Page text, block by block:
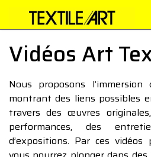
Vidéos Art
Nous proposons
montrant des liens possibles
travers des œuvres
performances, des
d’expositions. Par ces